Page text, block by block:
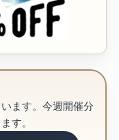
ます。今週開催分
す。